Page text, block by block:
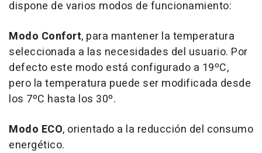
dispone de varios modos de funcionamiento:
Modo Confort, para mantener la temperatura
seleccionada a las necesidades del usuario. Por
defecto este modo está configurado a 19ºC,
pero la temperatura puede ser modificada desde
los 7ºC hasta los 30º.
Modo ECO, orientado a la reducción del consumo
energético.